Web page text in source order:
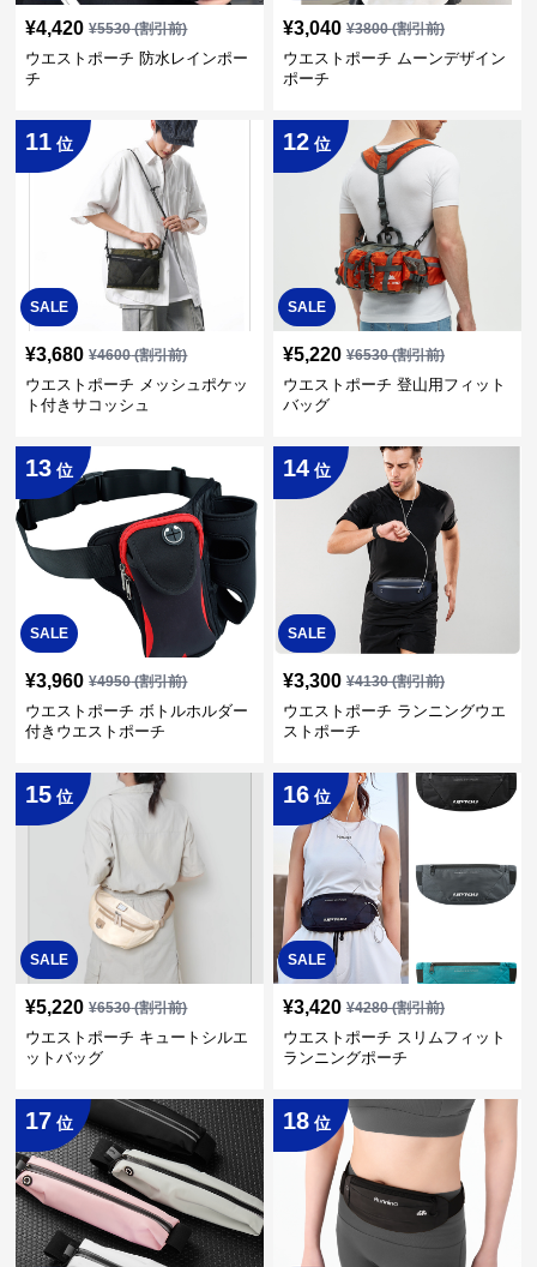
¥4,420 ¥5530(割引前)
ウエストポーチ 防水レインポー
チ
¥3,040 ¥3800(割引前)
ウエストポーチ ムーンデザイン
ポーチ
SALE
11 位
¥3,680 ¥4600(割引前)
ウエストポーチ メッシュポケッ
ト付きサコッシュ
SALE
12 位
¥5,220 ¥6530(割引前)
ウエストポーチ 登山用フィット
バッグ
SALE
13 位
¥3,960 ¥4950(割引前)
ウエストポーチ ボトルホルダー
付きウエストポーチ
SALE
14 位
¥3,300 ¥4130(割引前)
ウエストポーチ ランニングウエ
ストポーチ
SALE
15 位
¥5,220 ¥6530(割引前)
ウエストポーチ キュートシルエ
ットバッグ
SALE
16 位
¥3,420 ¥4280(割引前)
ウエストポーチ スリムフィット
ランニングポーチ
17 位 18 位